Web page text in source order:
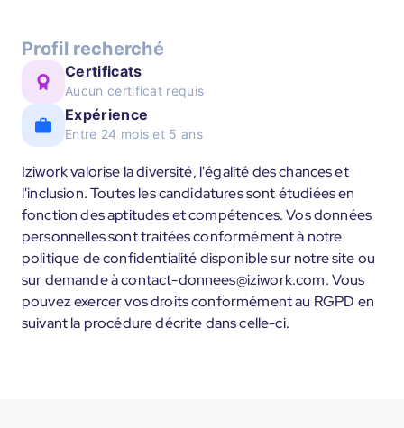
Profil recherché
Certificats
Aucun certificat requis
Expérience
Entre 24 mois et 5 ans
Iziwork valorise la diversité, l'égalité des chances et
l'inclusion. Toutes les candidatures sont étudiées en
fonction des aptitudes et compétences. Vos données
personnelles sont traitées conformément à notre
politique de confidentialité disponible sur notre site ou
sur demande à contact-donnees@iziwork.com. Vous
pouvez exercer vos droits conformément au RGPD en
suivant la procédure décrite dans celle-ci.